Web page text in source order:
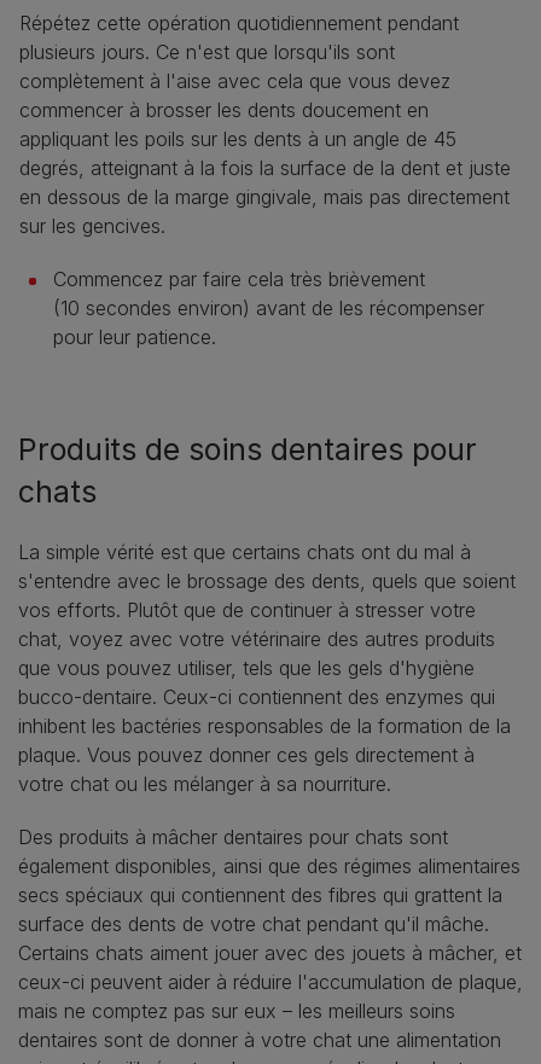
Répétez cette opération quotidiennement pendant
plusieurs jours. Ce n'est que lorsqu'ils sont
complètement à l'aise avec cela que vous devez
commencer à brosser les dents doucement en
appliquant les poils sur les dents à un angle de 45
degrés, atteignant à la fois la surface de la dent et juste
en dessous de la marge gingivale, mais pas directement
sur les gencives.
Commencez par faire cela très brièvement
(10 secondes environ) avant de les récompenser
pour leur patience.
Produits de soins dentaires pour
chats
La simple vérité est que certains chats ont du mal à
s'entendre avec le brossage des dents, quels que soient
vos efforts. Plutôt que de continuer à stresser votre
chat, voyez avec votre vétérinaire des autres produits
que vous pouvez utiliser, tels que les gels d'hygiène
bucco-dentaire. Ceux-ci contiennent des enzymes qui
inhibent les bactéries responsables de la formation de la
plaque. Vous pouvez donner ces gels directement à
votre chat ou les mélanger à sa nourriture.
Des produits à mâcher dentaires pour chats sont
également disponibles, ainsi que des régimes alimentaires
secs spéciaux qui contiennent des fibres qui grattent la
surface des dents de votre chat pendant qu'il mâche.
Certains chats aiment jouer avec des jouets à mâcher, et
ceux-ci peuvent aider à réduire l'accumulation de plaque,
mais ne comptez pas sur eux – les meilleurs soins
dentaires sont de donner à votre chat une alimentation